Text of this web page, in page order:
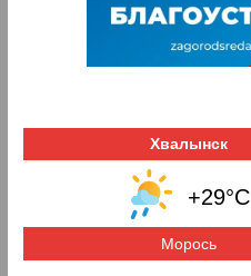
Хвалынск
+29°C
Морось